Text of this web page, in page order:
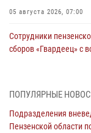
05 августа 2026, 07:00
Сотрудники
сборов «Гвардеец» с
В Пензе сотрудники
05 августа 2026, 04:00
ПОПУЛЯРНЫЕ
Подразделения
Пензенской области